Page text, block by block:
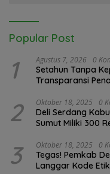
Popular Post
1 Agustus 7, 2026 0
Setahun Tanpa
Transparansi
2 Oktober 18, 2025 0
Deli Serdang
Sumut Miliki 300
3 Oktober 18, 2025 0
Tegas! Pemkab
Langgar Kode